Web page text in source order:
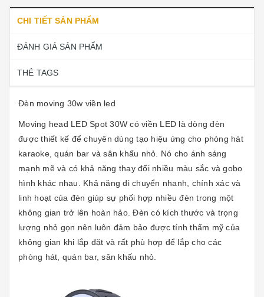
CHI TIẾT SẢN PHẨM
ĐÁNH GIÁ SẢN PHẨM
THẺ TAGS
Đèn moving 30w viền led
Moving head LED Spot 30W có viền LED là dòng đèn
được thiết kế để chuyên dùng tạo hiệu ứng cho phòng hát
karaoke, quán bar và sân khấu nhỏ. Nó cho ánh sáng
mạnh mẽ và có khả năng thay đổi nhiều màu sắc và gobo
hình khác nhau. Khả năng di chuyển nhanh, chính xác và
linh hoạt của đèn giúp sự phối hợp nhiều đèn trong một
không gian trở lên hoàn hảo. Đèn có kích thước và trọng
lượng nhỏ gọn nên luôn đảm bảo được tính thẩm mỹ của
không gian khi lắp đặt và rất phù hợp để lắp cho các
phòng hát, quán bar, sân khấu nhỏ.